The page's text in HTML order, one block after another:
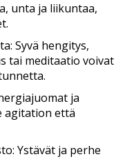
unta ja liikuntaa,
Syvä hengitys,
tai meditaatio voivat
ja
agitation että
Ystävät ja perhe